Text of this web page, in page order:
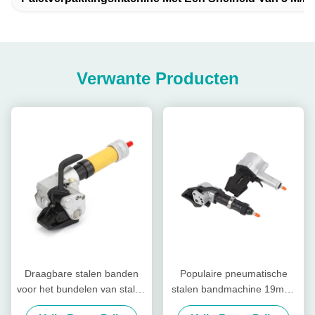
Verwante Producten
Draagbare stalen banden
voor het bundelen van stalen
spoelen
Populaire pneumatische
stalen bandmachine 19mm-
32mm